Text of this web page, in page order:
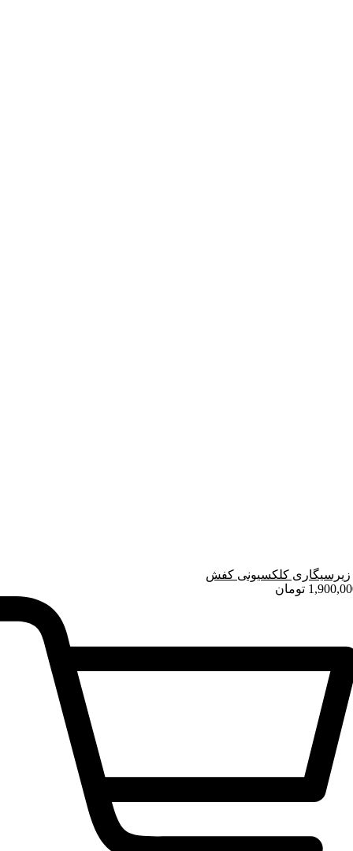
زیرسیگاری کلکسیونی کفش
تومان